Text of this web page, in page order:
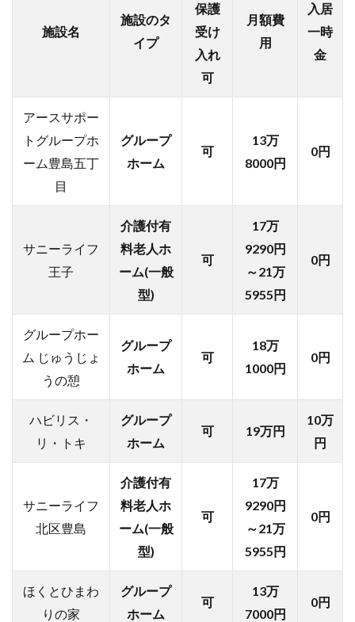
施設名
施設のタ
イプ
保護
受け
入れ
可
月額費
用
入居
一時
金
アースサポー
トグループホ
ーム豊島五丁
目
グループ
ホーム
可
13万
8000円
0円
サニーライフ
王子
介護付有
料老人ホ
ーム(一般
型)
可
17万
9290円
～21万
5955円
0円
グループホー
ム じゅうじょ
うの憩
グループ
ホーム
可
18万
1000円
0円
ハビリス・
リ・トキ
グループ
ホーム
可 19万円
10万
円
サニーライフ
北区豊島
介護付有
料老人ホ
ーム(一般
型)
可
17万
9290円
～21万
5955円
0円
ほくとひまわ
りの家
グループ
ホーム
可
13万
7000円
0円